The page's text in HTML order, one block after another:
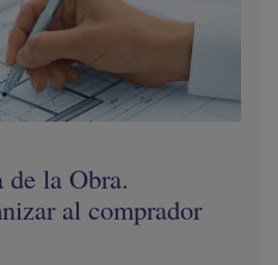
de la Obra.
al comprador